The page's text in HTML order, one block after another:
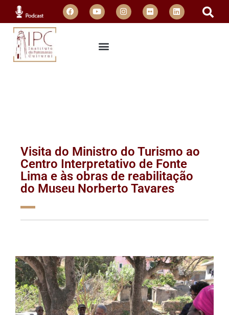
Visita do Ministro do Turismo ao
Centro Interpretativo de Fonte
Lima e às obras de reabilitação
do Museu Norberto Tavares